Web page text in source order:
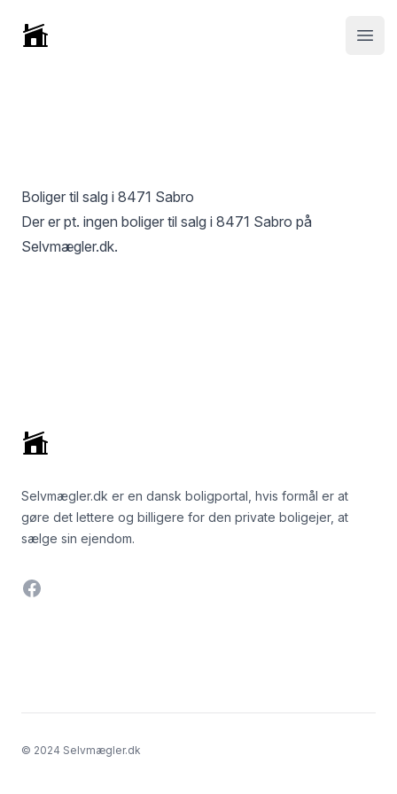
Selvmægler
Boliger til salg i 8471 Sabro
Der er pt. ingen boliger til salg i 8471 Sabro på
Selvmægler.dk.
Selvmægler.dk er en dansk boligportal, hvis formål er at
gøre det lettere og billigere for den private boligejer, at
sælge sin ejendom.
Facebook
© 2024 Selvmægler.dk